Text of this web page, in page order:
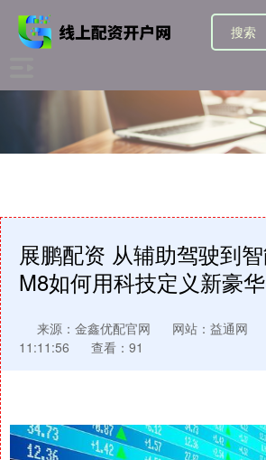
展鹏配资 从辅助驾驶到
M8如何用科技定义新豪
来源：金鑫优配官网 网站：益通网
11:11:56
查看：91